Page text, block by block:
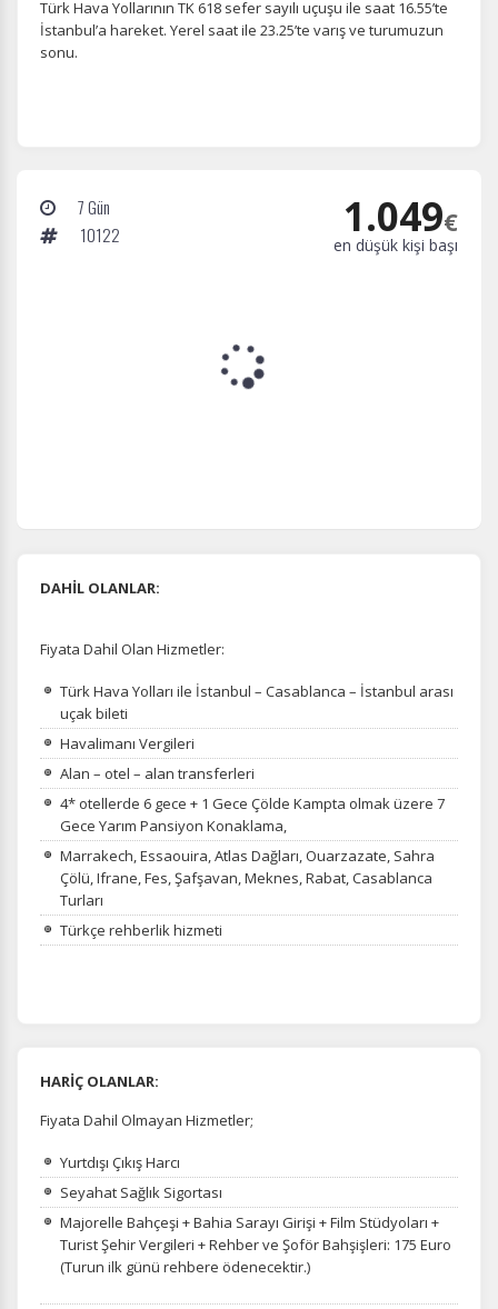
Türk Hava Yollarının TK 618 sefer sayılı uçuşu ile saat 16.55’te
İstanbul’a hareket. Yerel saat ile 23.25’te varış ve turumuzun
sonu.
7 Gün
10122
1.049€
en düşük kişi başı
DAHİL OLANLAR:
Fiyata Dahil Olan Hizmetler:
Türk Hava Yolları ile İstanbul – Casablanca – İstanbul arası
uçak bileti
Havalimanı Vergileri
Alan – otel – alan transferleri
4* otellerde 6 gece + 1 Gece Çölde Kampta olmak üzere 7
Gece Yarım Pansiyon Konaklama,
Marrakech, Essaouira, Atlas Dağları, Ouarzazate, Sahra
Çölü, Ifrane, Fes, Şafşavan, Meknes, Rabat, Casablanca
Turları
Türkçe rehberlik hizmeti
HARİÇ OLANLAR:
Fiyata Dahil Olmayan Hizmetler;
Yurtdışı Çıkış Harcı
Seyahat Sağlık Sigortası
Majorelle Bahçeşi + Bahia Sarayı Girişi + Film Stüdyoları +
Turist Şehir Vergileri + Rehber ve Şoför Bahşişleri: 175 Euro
(Turun ilk günü rehbere ödenecektir.)